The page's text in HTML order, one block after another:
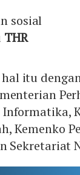
sosial
THR
itu
Kemenko
Sekretariat